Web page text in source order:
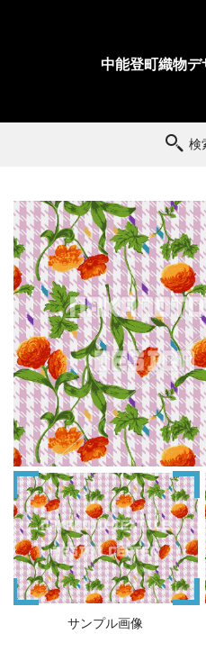
中能登町織物
検
サンプル画像